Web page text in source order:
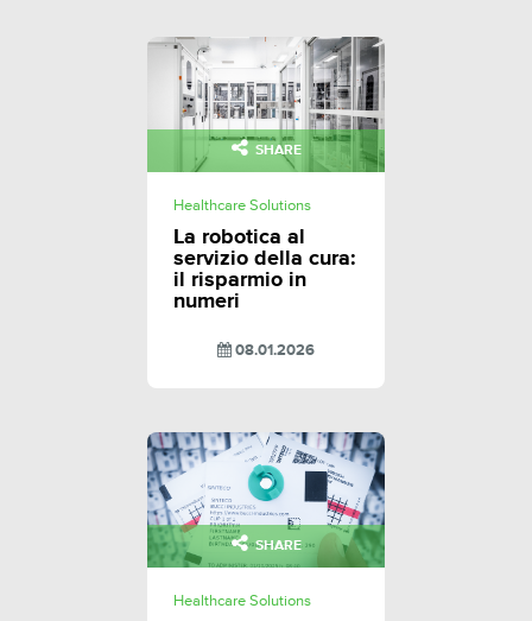
SHARE
Healthcare Solutions
La robotica al
servizio della cura:
il risparmio in
numeri
08.01.2026
SHARE
Healthcare Solutions